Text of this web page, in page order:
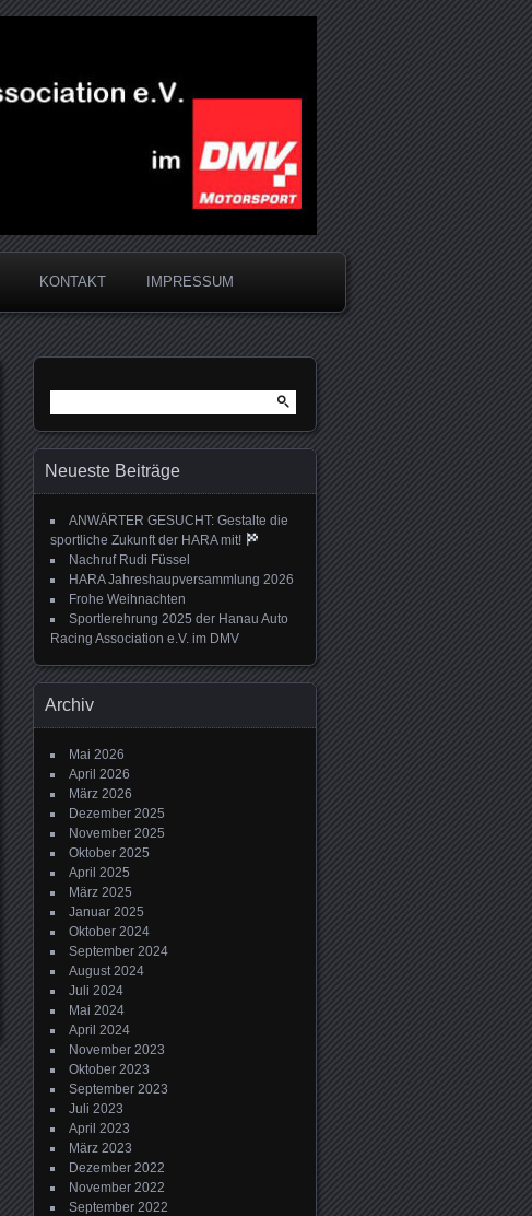
KONTAKT IMPRESSUM
nach:
Neueste Beiträge
ANWÄRTER GESUCHT: Gestalte die
sportliche Zukunft der HARA mit!
Nachruf Rudi Füssel
HARA Jahreshaupversammlung 2026
Frohe Weihnachten
Sportlerehrung 2025 der Hanau Auto
Racing Association e.V. im DMV
Archiv
Mai 2026
April 2026
März 2026
Dezember 2025
November 2025
Oktober 2025
April 2025
März 2025
Januar 2025
Oktober 2024
September 2024
August 2024
Juli 2024
Mai 2024
April 2024
November 2023
Oktober 2023
September 2023
Juli 2023
April 2023
März 2023
Dezember 2022
November 2022
September 2022